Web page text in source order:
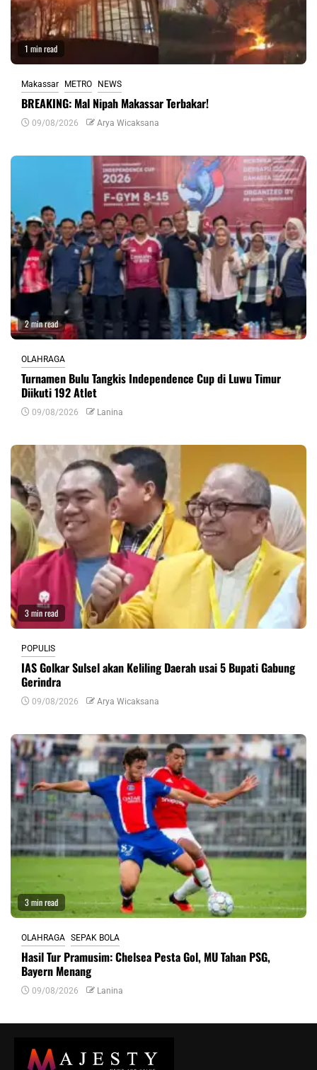
1 min read
Makassar METRO NEWS
BREAKING: Mal Nipah Makassar Terbakar!
09/08/2026 Arya Wicaksana
2 min read
OLAHRAGA
Turnamen Bulu Tangkis Independence Cup di Luwu Timur
Diikuti 192 Atlet
09/08/2026 Lanina
3 min read
POPULIS
IAS Golkar Sulsel akan Keliling Daerah usai 5 Bupati Gabung
Gerindra
09/08/2026 Arya Wicaksana
3 min read
OLAHRAGA SEPAK BOLA
Hasil Tur Pramusim: Chelsea Pesta Gol, MU Tahan PSG,
Bayern Menang
09/08/2026 Lanina